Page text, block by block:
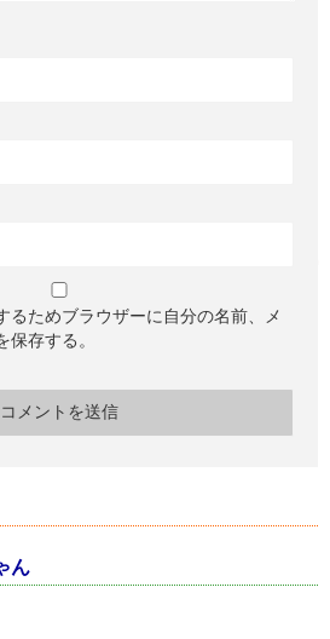
るためブラウザーに自分の名前、メ
存する。
ん